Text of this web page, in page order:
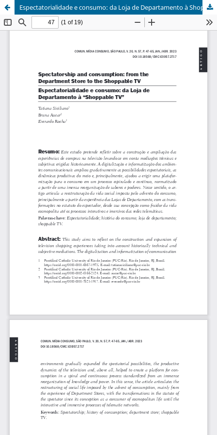
Espectatorialidade e consumo: da Loja de Departamento à Shoppable TV